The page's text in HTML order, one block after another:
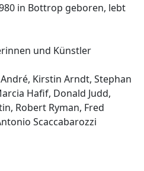
in Bottrop geboren, lebt
und Künstler
Kirstin Arndt, Stephan
Hafif, Donald Judd,
Robert Ryman, Fred
Scaccabarozzi